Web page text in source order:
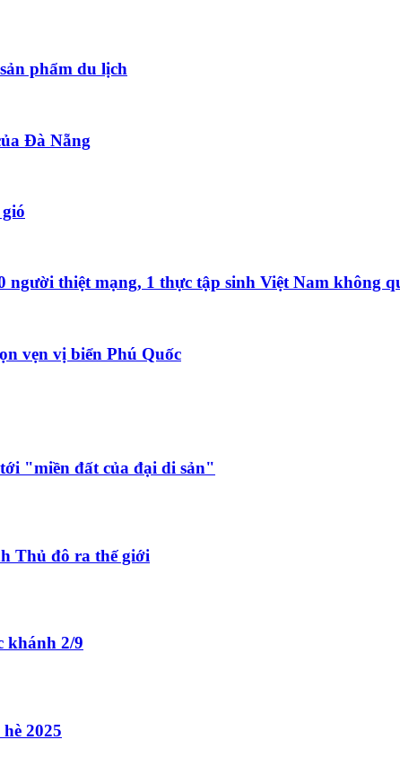
phẩm du lịch
Đà Nẵng
thiệt mạng, 1 thực tập sinh Việt Nam không
vẹn vị biển Phú Quốc
"miền đất của đại di sản"
Thủ đô ra thế giới
khánh 2/9
2025